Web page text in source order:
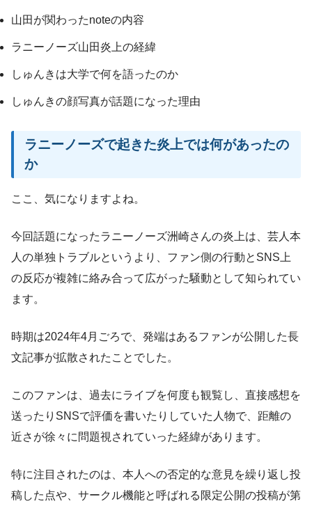
山田が関わったnoteの内容
ラニーノーズ山田炎上の経緯
しゅんきは大学で何を語ったのか
しゅんきの顔写真が話題になった理由
ラニーノーズで起きた炎上では何があったの
か
ここ、気になりますよね。
今回話題になったラニーノーズ洲崎さんの炎上は、芸人本
人の単独トラブルというより、ファン側の行動とSNS上
の反応が複雑に絡み合って広がった騒動として知られてい
ます。
時期は2024年4月ごろで、発端はあるファンが公開した長
文記事が拡散されたことでした。
このファンは、過去にライブを何度も観覧し、直接感想を
送ったりSNSで評価を書いたりしていた人物で、距離の
近さが徐々に問題視されていった経緯があります。
特に注目されたのは、本人への否定的な意見を繰り返し投
稿した点や、サークル機能と呼ばれる限定公開の投稿が第